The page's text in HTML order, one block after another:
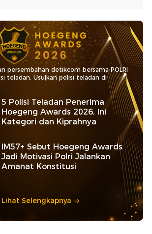
persembahan detikcom bersama POLRI
teladan. Usulkan polisi teladan di
5 Polisi Teladan Penerima
Hoegeng Awards 2026, Ini
Kategori dan Kiprahnya
IM57+ Sebut Hoegeng Awards
Jadi Motivasi Polri Jalankan
Amanat Konstitusi
Lihat Selengkapnya